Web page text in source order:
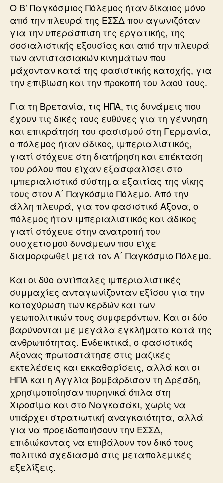
Ο Β’ Παγκόσμιος Πόλεμος ήταν δίκαιος μόνο
από την πλευρά της ΕΣΣΔ που αγωνιζόταν
για την υπεράσπιση της εργατικής, της
σοσιαλιστικής εξουσίας και από την πλευρά
των αντιστασιακών κινημάτων που
μάχονταν κατά της φασιστικής κατοχής, για
την επιβίωση και την προκοπή του λαού τους.
Για τη Βρετανία, τις ΗΠΑ, τις δυνάμεις που
έχουν τις δικές τους ευθύνες για τη γέννηση
και επικράτηση του φασισμού στη Γερμανία,
ο πόλεμος ήταν άδικος, ιμπεριαλιστικός,
γιατί στόχευε στη διατήρηση και επέκταση
του ρόλου που είχαν εξασφαλίσει στο
ιμπεριαλιστικό σύστημα εξαιτίας της νίκης
τους στον Α΄ Παγκόσμιο Πόλεμο. Από την
άλλη πλευρά, για τον φασιστικό Αξονα, ο
πόλεμος ήταν ιμπεριαλιστικός και άδικος
γιατί στόχευε στην ανατροπή του
συσχετισμού δυνάμεων που είχε
διαμορφωθεί μετά τον Α΄ Παγκόσμιο Πόλεμο.
Και οι δύο αντίπαλες ιμπεριαλιστικές
συμμαχίες ανταγωνίζονταν εξίσου για την
κατοχύρωση των κερδών και των
γεωπολιτικών τους συμφερόντων. Και οι δύο
βαρύνονται με μεγάλα εγκλήματα κατά της
ανθρωπότητας. Ενδεικτικά, ο φασιστικός
Αξονας πρωτοστάτησε στις μαζικές
εκτελέσεις και εκκαθαρίσεις, αλλά και οι
ΗΠΑ και η Αγγλία βομβάρδισαν τη Δρέσδη,
χρησιμοποίησαν πυρηνικά όπλα στη
Χιροσίμα και στο Ναγκασάκι, χωρίς να
υπάρχει στρατιωτική αναγκαιότητα, αλλά
για να προειδοποιήσουν την ΕΣΣΔ,
επιδιώκοντας να επιβάλουν τον δικό τους
πολιτικό σχεδιασμό στις μεταπολεμικές
εξελίξεις.